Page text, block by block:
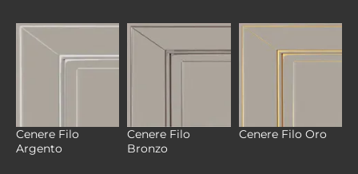
Cenere Filo
Argento
Cenere Filo
Bronzo
Cenere Filo Oro